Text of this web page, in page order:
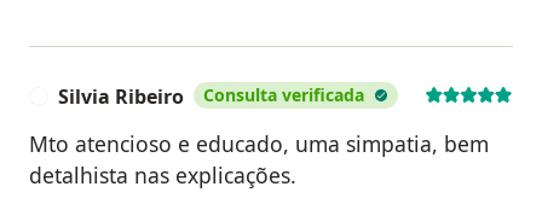
Silvia Ribeiro Consulta verificada
Mto atencioso e educado, uma simpatia, bem
detalhista nas explicações.